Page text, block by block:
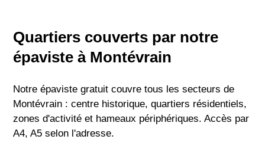
Quartiers couverts par notre
épaviste à Montévrain
Notre épaviste gratuit couvre tous les secteurs de
Montévrain : centre historique, quartiers résidentiels,
zones d'activité et hameaux périphériques. Accès par
A4, A5 selon l'adresse.